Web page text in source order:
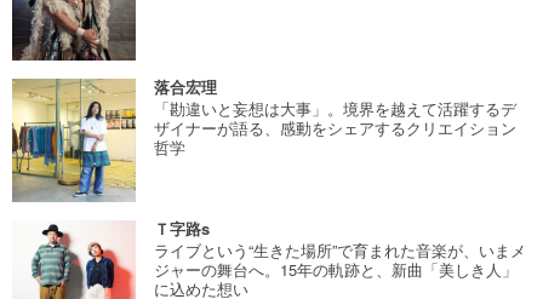
落合宏理
「勘違いと妄想は大事」。境界を越えて活躍するデ
ザイナーが語る、感動をシェアするクリエイション
哲学
Ｔ字路s
ライブという“生きた場所”で育まれた音楽が、いまメ
ジャーの舞台へ。15年の軌跡と、新曲「美しき人」
に込めた想い